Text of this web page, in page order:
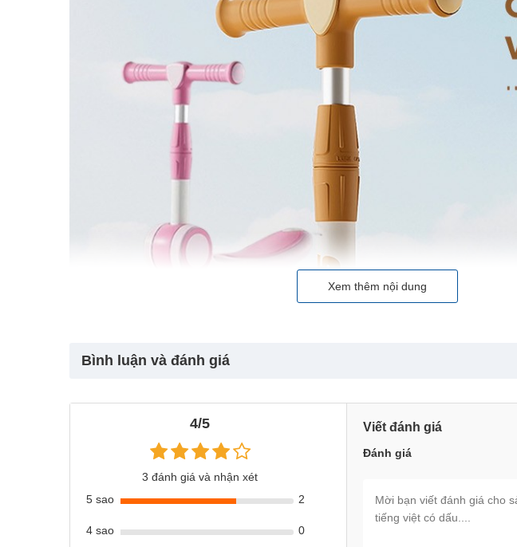
Xem thêm nội dung
Bình luận và đánh giá
4/5
3 đánh giá và nhận xét
5 sao
2
4 sao 0
Viết đánh giá
Đánh giá